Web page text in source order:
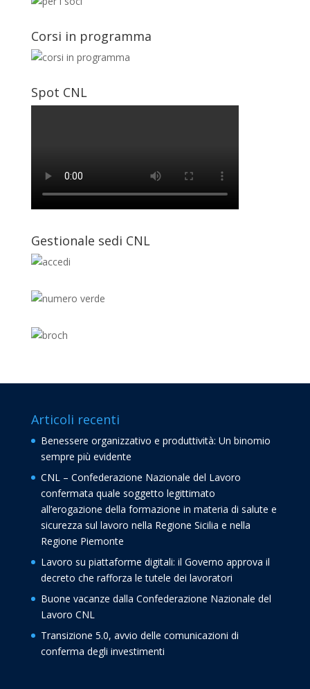
Corsi in programma
Spot CNL
Gestionale sedi CNL
Articoli recenti
Benessere organizzativo e produttività: Un binomio
sempre più evidente
CNL – Confederazione Nazionale del Lavoro
confermata quale soggetto legittimato
all’erogazione della formazione in materia di salute e
sicurezza sul lavoro nella Regione Sicilia e nella
Regione Piemonte
Lavoro su piattaforme digitali: il Governo approva il
decreto che rafforza le tutele dei lavoratori
Buone vacanze dalla Confederazione Nazionale del
Lavoro CNL
Transizione 5.0, avvio delle comunicazioni di
conferma degli investimenti